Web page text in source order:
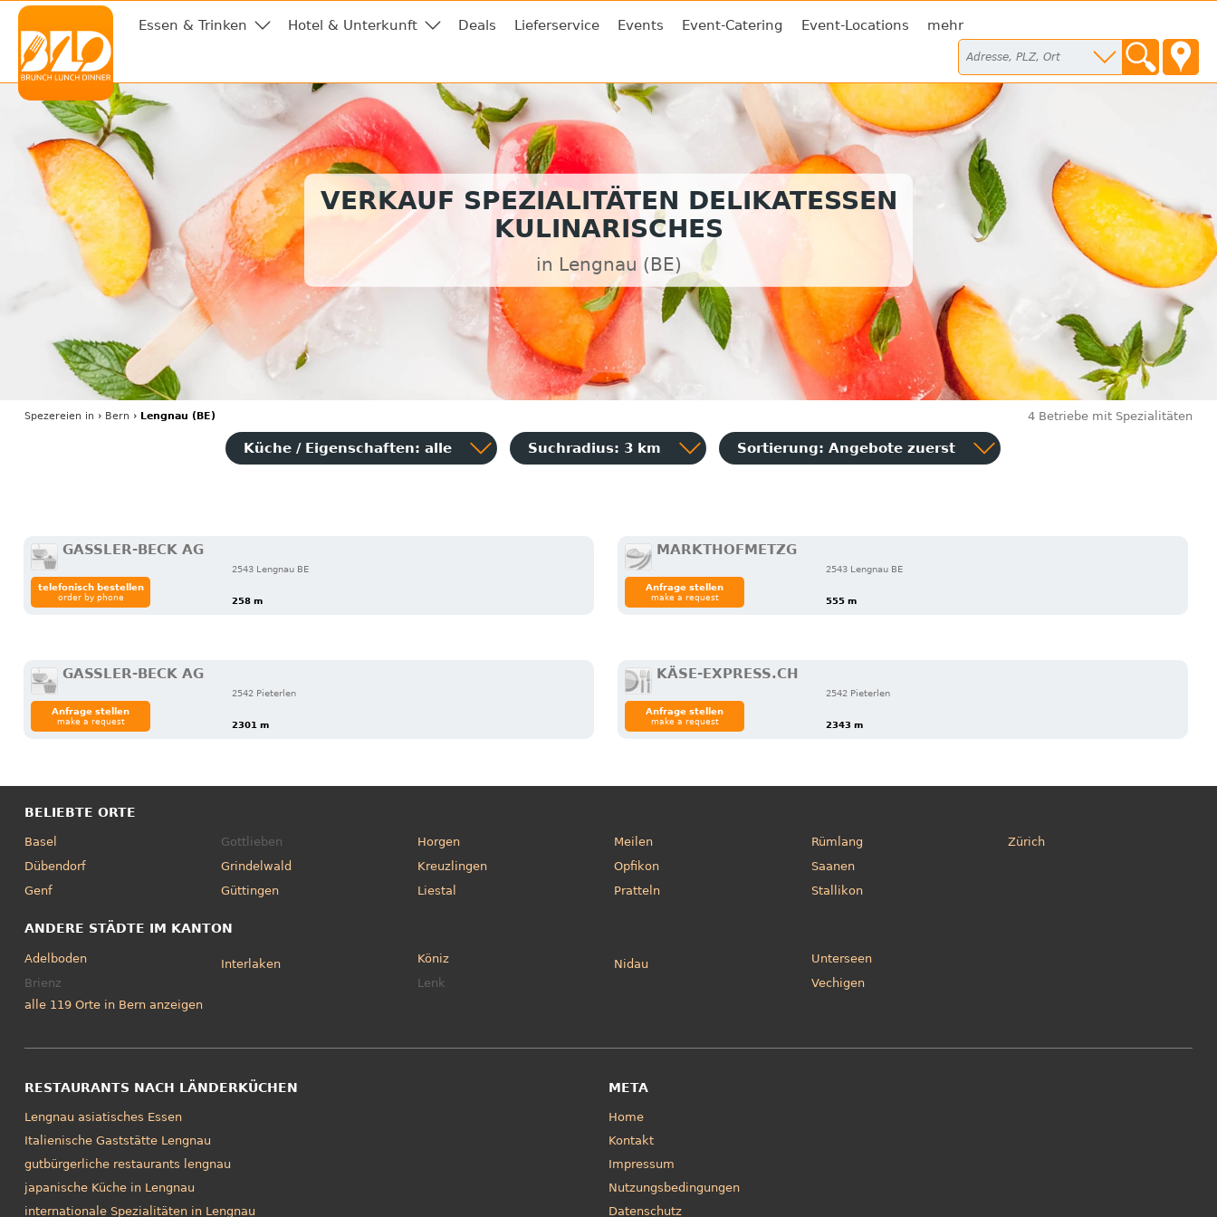
Essen & Trinken Hotel & Unterkunft Deals Lieferservice Events Event-Catering Event-Locations mehr
VERKAUF SPEZIALITÄTEN DELIKATESSEN
KULINARISCHES
in Lengnau (BE)
Spezereien in › Bern › Lengnau (BE) 4 Betriebe mit Spezialitäten
Küche / Eigenschaften: alle Suchradius: 3 km Sortierung: Angebote zuerst
GASSLER-BECK AG
2543 Lengnau BE
258 m
telefonisch bestellen
order by phone
MARKTHOFMETZG
2543 Lengnau BE
555 m
Anfrage stellen
make a request
GASSLER-BECK AG
2542 Pieterlen
2301 m
Anfrage stellen
make a request
KÄSE-EXPRESS.CH
2542 Pieterlen
2343 m
Anfrage stellen
make a request
BELIEBTE ORTE
Basel
Dübendorf
Genf
Gottlieben
Grindelwald
Güttingen
Horgen
Kreuzlingen
Liestal
Meilen
Opfikon
Pratteln
Rümlang
Saanen
Stallikon
Zürich
ANDERE STÄDTE IM KANTON
Adelboden
Brienz
Interlaken
Köniz
Lenk
Nidau
Unterseen
Vechigen
alle 119 Orte in Bern anzeigen
RESTAURANTS NACH LÄNDERKÜCHEN
Lengnau asiatisches Essen
Italienische Gaststätte Lengnau
gutbürgerliche restaurants lengnau
japanische Küche in Lengnau
internationale Spezialitäten in Lengnau
META
Home
Kontakt
Impressum
Nutzungsbedingungen
Datenschutz